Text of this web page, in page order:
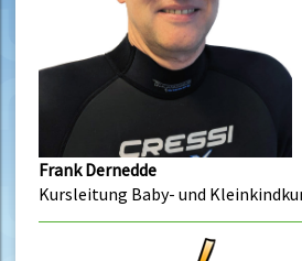
Frank Dernedde
Kursleitung Baby- und